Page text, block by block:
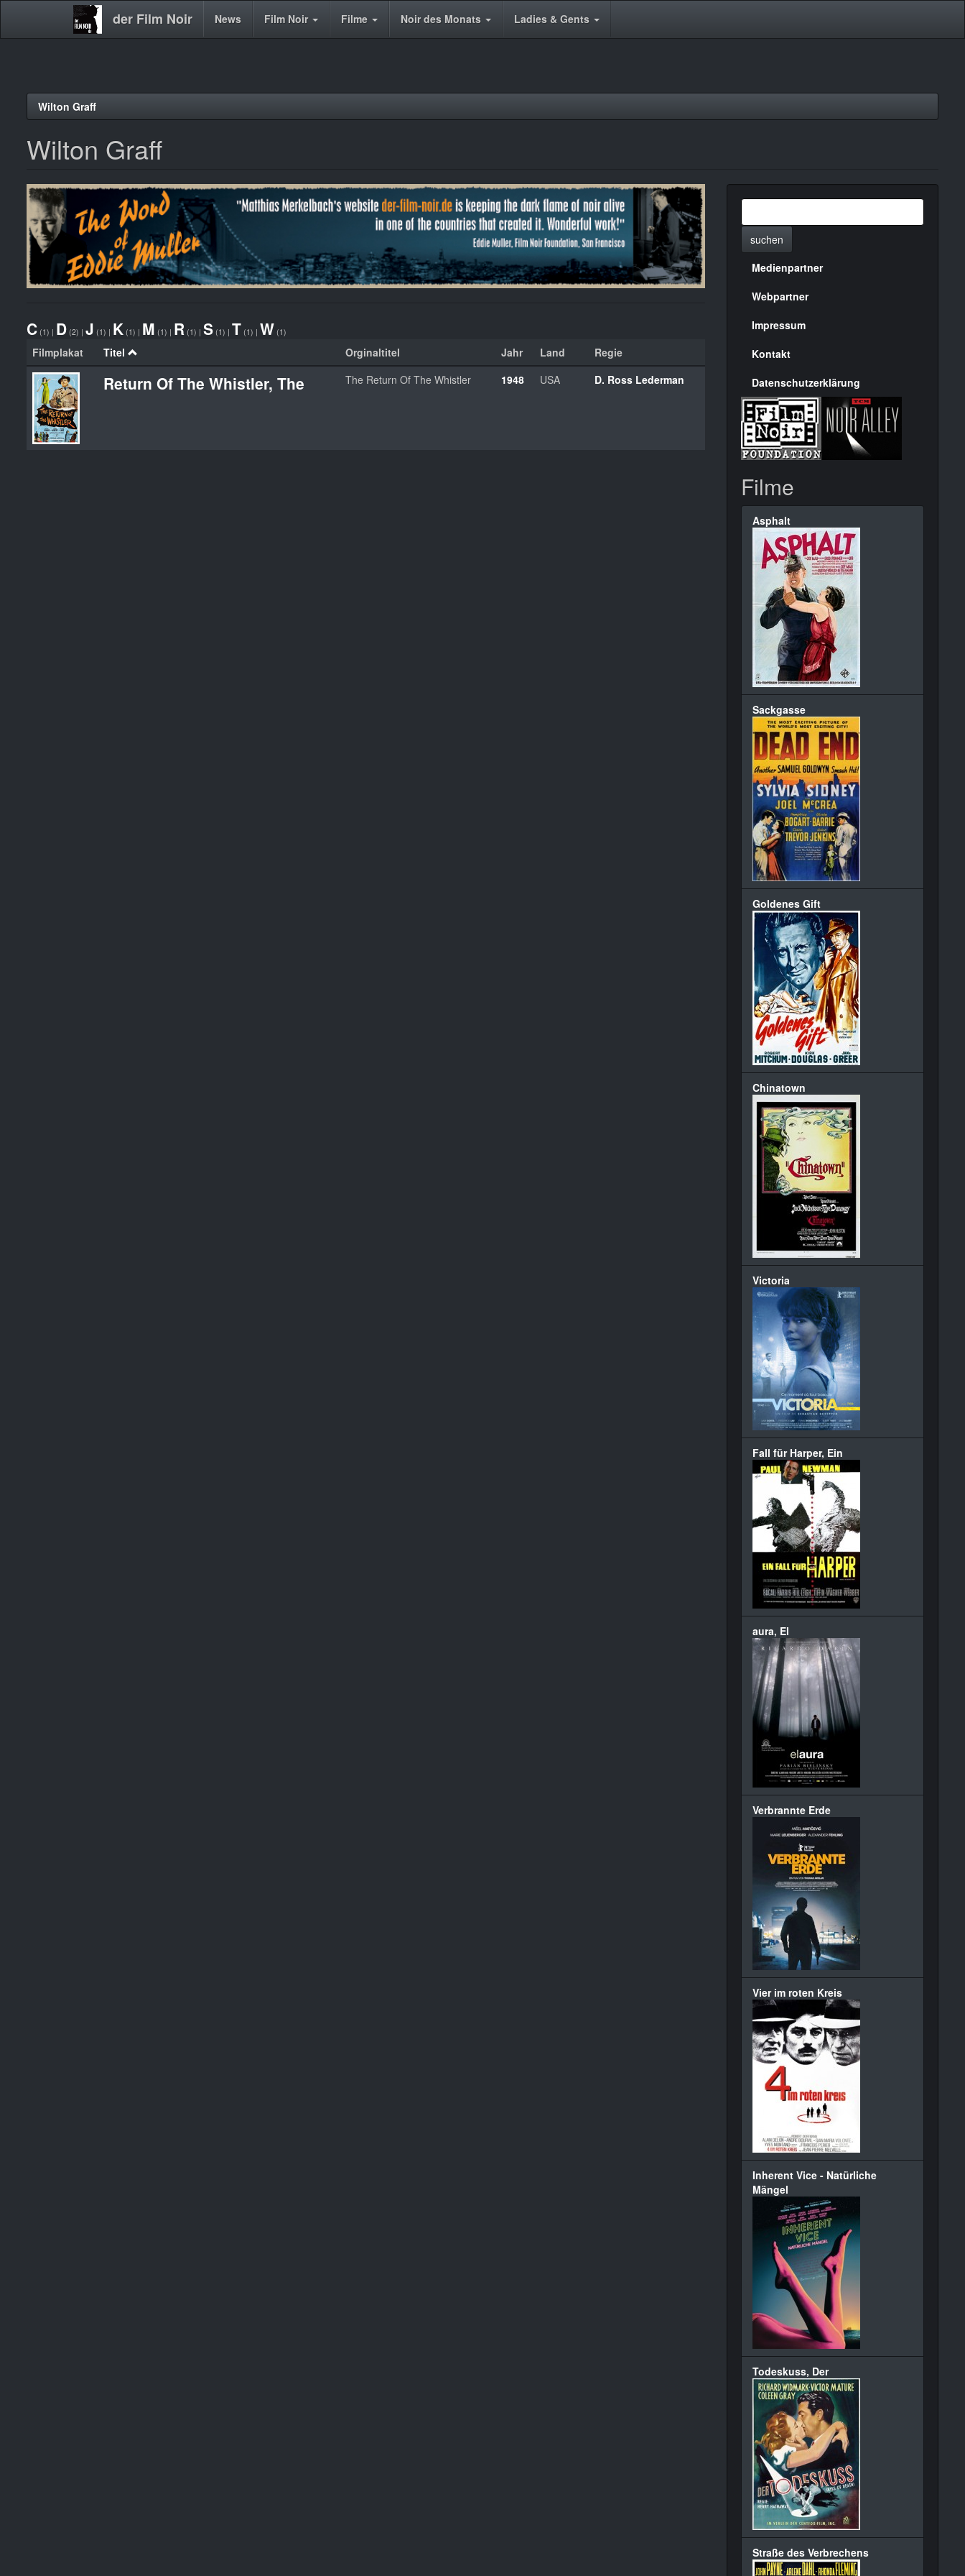
der Film Noir
Main News Film Noir Filme Noir des Monats Ladies & Gents
Wilton Graff
Wilton Graff
C (1) | D (2) | J (1) | K (1) | M (1) | R (1) | S (1) | T (1) | W (1)
Filmplakat Titel Orginaltitel Jahr Land Regie
Return Of The Whistler, The The Return Of The Whistler 1948 USA D. Ross Lederman
suchen
Menülinks
rechte
Seite
Medienpartner
Webpartner
Impressum
Kontakt
Datenschutzerklärung
Filme
Asphalt
Sackgasse
Goldenes Gift
Chinatown
Victoria
Fall für Harper, Ein
aura, El
Verbrannte Erde
Vier im roten Kreis
Inherent Vice - Natürliche
Mängel
Todeskuss, Der
Straße des Verbrechens